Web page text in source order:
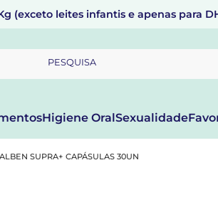
(exceto leites infantis e apenas para
PESQUISA
Higiene OralSexualidade
SUPRA+ CAPÁSULAS 30UN